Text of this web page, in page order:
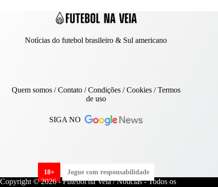
Notícias do futebol brasileiro & Sul americano
Quem somos/Contato/ Condições /Cookies/Termos
de uso
SIGA NO
18+ Jogue com responsabilidade
Copyright © 2026 - Futebol na Veia / Notícias - Todos os